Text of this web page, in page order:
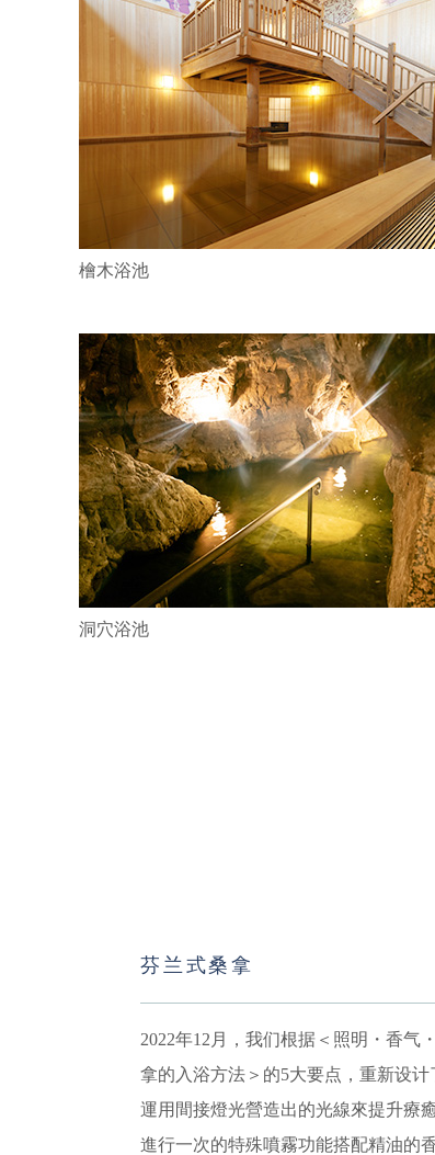
檜木浴池
洞穴浴池
芬兰式桑拿
2022年12月，我们根据＜照明・香气
拿的入浴方法＞的5大要点，重新设计
運用間接燈光營造出的光線來提升療
進行一次的特殊噴霧功能搭配精油的